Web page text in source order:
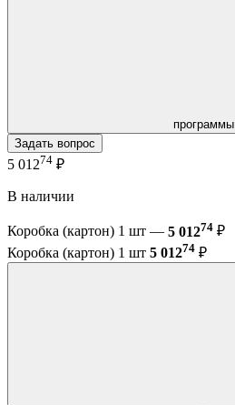
программы
Задать вопрос
5 01274 ₽
В наличии
Коробка (картон) 1 шт — 5 01274 ₽
Коробка (картон) 1 шт 5 01274 ₽